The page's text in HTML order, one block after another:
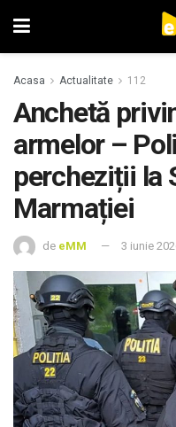
Acasa Actualitate 112
Anchetă
armelor –
percheziții la
Marmației
de eMM 3 iunie